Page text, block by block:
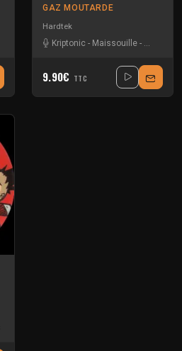
GAZ MOUTARDE
Hardtek
Kriptonic - Maissouille - Wems
9.90€ TTC